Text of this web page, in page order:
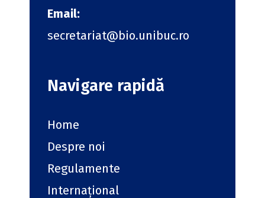
Email:
secretariat@bio.unibuc.ro
Navigare rapidă
Home
Despre noi
Regulamente
Internațional